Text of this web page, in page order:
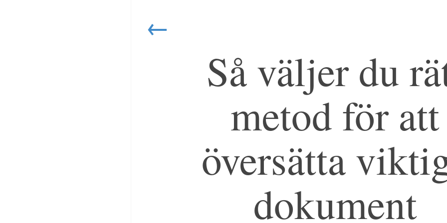
←
Så väljer du
metod för att
översätta
dokument